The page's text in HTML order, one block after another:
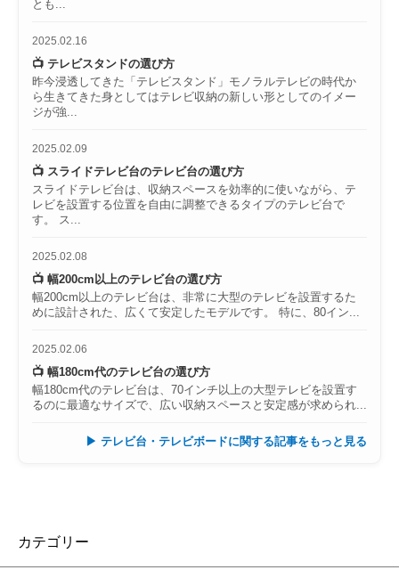
とも...
2025.02.16
📺 テレビスタンドの選び方
昨今浸透してきた「テレビスタンド」モノラルテレビの時代か
ら生きてきた身としてはテレビ収納の新しい形としてのイメー
ジが強...
2025.02.09
📺 スライドテレビ台のテレビ台の選び方
スライドテレビ台は、収納スペースを効率的に使いながら、テ
レビを設置する位置を自由に調整できるタイプのテレビ台で
す。 ス...
2025.02.08
📺 幅200cm以上のテレビ台の選び方
幅200cm以上のテレビ台は、非常に大型のテレビを設置するた
めに設計された、広くて安定したモデルです。 特に、80イン...
2025.02.06
📺 幅180cm代のテレビ台の選び方
幅180cm代のテレビ台は、70インチ以上の大型テレビを設置す
るのに最適なサイズで、広い収納スペースと安定感が求められ...
▶ テレビ台・テレビボードに関する記事をもっと見る
カテゴリー